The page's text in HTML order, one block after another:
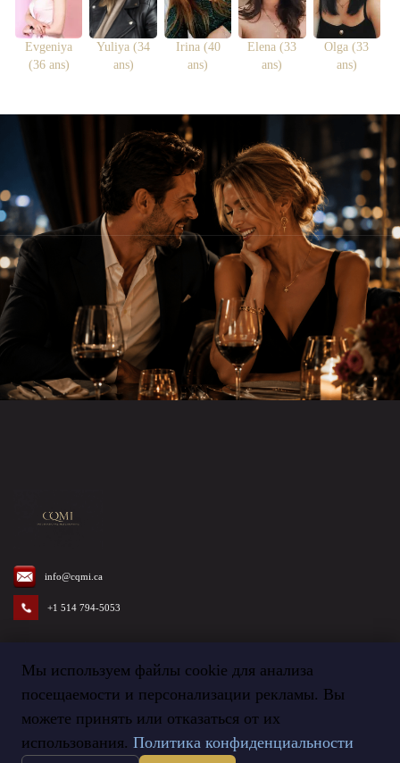
Мы используем файлы cookie для анализа
посещаемости и персонализации рекламы. Вы
можете принять или отказаться от их
использования. Политика конфиденциальности
Evgeniya
(36 ans)
Yuliya (34
ans)
Irina (40
ans)
Elena (33
ans)
Olga (33
ans)
info@cqmi.ca
+1 514 794-5053
Termes et Conditions©2026 Agence CQMI